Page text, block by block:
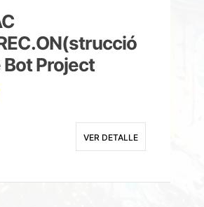
Bot Project
VER DETALLE